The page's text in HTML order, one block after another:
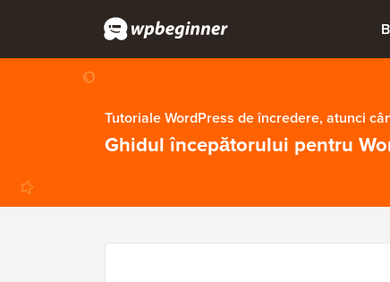
Tutoriale WordPress de încredere, atunci
Ghidul începătorului pentru